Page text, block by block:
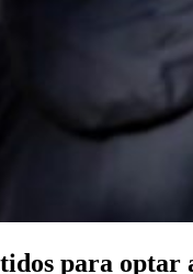
para optar